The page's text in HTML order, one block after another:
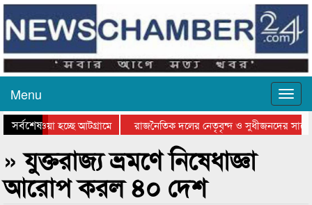
Menu
সর্বশেষ
যাওয়া হচ্ছে আটগ্রামে
রাজনৈতিক দলের নেতৃবৃন্দ ও সুধীজনদের সাথে
সিলেটে বাংলাদেশ গ্রুপ থিয়েটার
» যুক্তরাজ্য ভ্রমণে নিষেধাজ্ঞা
আরোপ করল ৪০ দেশ